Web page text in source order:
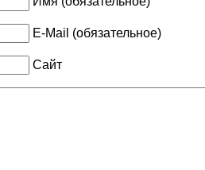
E-Mail (обязательное)
Сайт